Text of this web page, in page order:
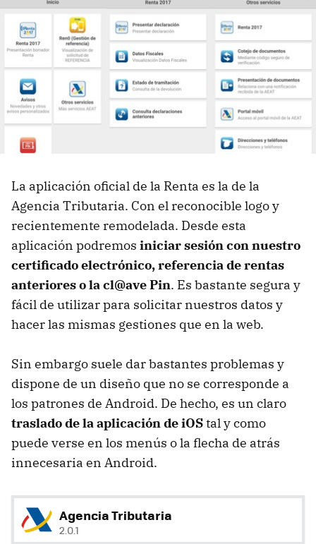
La aplicación oficial de la Renta es la de la
Agencia Tributaria. Con el reconocible logo y
recientemente remodelada. Desde esta
aplicación podremos iniciar sesión con nuestro
certificado electrónico, referencia de rentas
anteriores o la cl@ave Pin. Es bastante segura y
fácil de utilizar para solicitar nuestros datos y
hacer las mismas gestiones que en la web.
Sin embargo suele dar bastantes problemas y
dispone de un diseño que no se corresponde a
los patrones de Android. De hecho, es un claro
traslado de la aplicación de iOStal y como
puede verse en los menús o la flecha de atrás
innecesaria en Android.
Agencia Tributaria
2.0.1